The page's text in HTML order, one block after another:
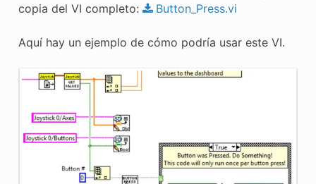
copia del VI completo:
Button_Press.vi
Aquí hay un ejemplo de cómo podría usar este VI.